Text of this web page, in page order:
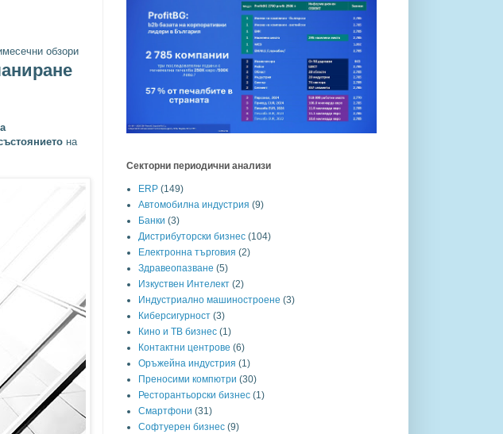
обзори
на
Секторни периодични анализи
ERP (149)
Автомобилна индустрия (9)
Банки (3)
Дистрибуторски бизнес (104)
Електронна търговия (2)
Здравеопазване (5)
Изкуствен Интелект (2)
Индустриално машиностроене (3)
Киберсигурност (3)
Кино и ТВ бизнес (1)
Контактни центрове (6)
Оръжейна индустрия (1)
Преносими компютри (30)
Ресторантьорски бизнес (1)
Смартфони (31)
Софтуерен бизнес (9)